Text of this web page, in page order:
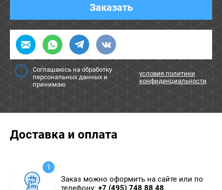
Заказать
Соглашаюсь на обработку
персональных данных и
принимаю
условия политики
конфиденциальности
Доставка и оплата
1
Заказ можно оформить на сайте или по
телефону: +7 (495) 748 88 48